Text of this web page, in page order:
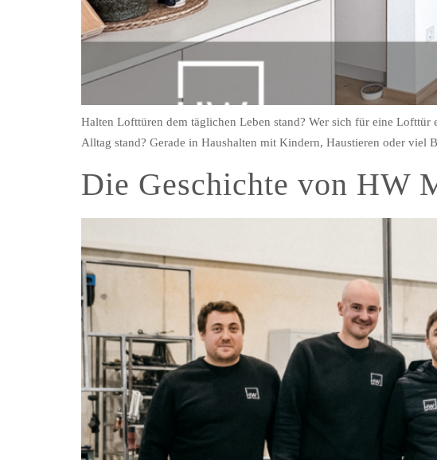
Halten Lofttüren dem täglichen Leben stand? Wer sich für eine Lofttür
Alltag stand? Gerade in Haushalten mit Kindern, Haustieren oder
Die Geschichte von HW